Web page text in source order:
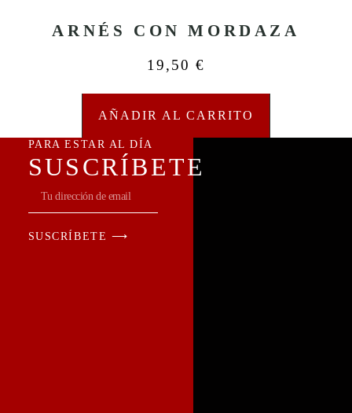
ARNÉS CON MORDAZA
19,50 €
AÑADIR AL CARRITO
PARA ESTAR AL DÍA
SUSCRÍBETE
SUSCRÍBETE ⟶